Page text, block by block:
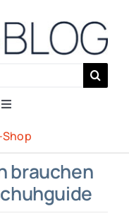
Shop
brauchen